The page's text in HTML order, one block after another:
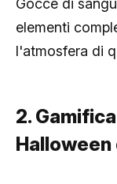
Gocce di
elementi
l'atmosfera di
2.